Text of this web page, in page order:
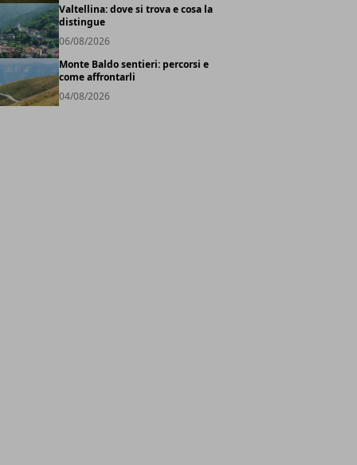
Valtellina: dove si trova e cosa la
distingue
06/08/2026
Monte Baldo sentieri: percorsi e
come affrontarli
04/08/2026